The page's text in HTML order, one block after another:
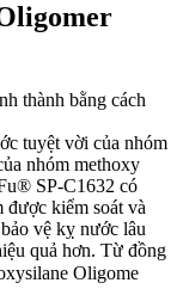
thành bằng cách
tuyệt vời của nhóm
nhóm methoxy
SP-C1632 có
được kiểm soát và
vệ kỵ nước lâu
quả hơn. Từ đồng
Oligome